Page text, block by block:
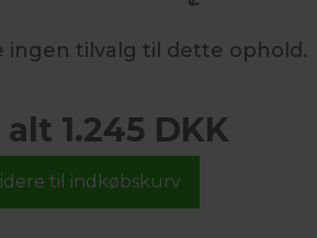
ingen tilvalg til dette ophold.
1.245 DKK